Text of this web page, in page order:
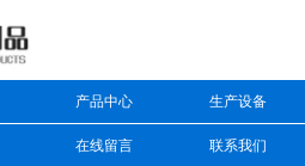
产品中心 生产设备
在线留言 联系我们
搜索